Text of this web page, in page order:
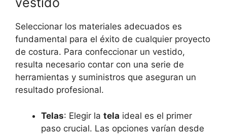
Seleccionar los materiales adecuados es
fundamental para el éxito de cualquier proyecto
de costura. Para confeccionar un vestido,
resulta necesario contar con una serie de
herramientas y suministros que aseguran un
resultado profesional.
Telas: Elegir la tela ideal es el primer
paso ⁣crucial. Las opciones varían desde